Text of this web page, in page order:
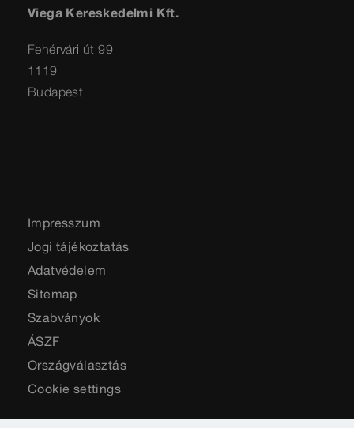
Viega Kereskedelmi Kft.
Fehérvári út 99
1119
Budapest
Impresszum
Jogi tájékoztatás
Adatvédelem
Sitemap
Szabványok
ÁSZF
Országválasztás
Cookie settings